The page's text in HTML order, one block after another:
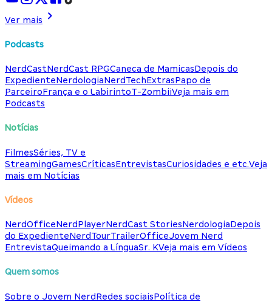
Ver mais
Podcasts
NerdCastNerdCast RPGCaneca de MamicasDepois do
ExpedienteNerdologiaNerdTechExtrasPapo de
ParceiroFrança e o LabirintoT-ZombiiVeja mais em
Podcasts
Notícias
FilmesSéries, TV e
StreamingGamesCríticasEntrevistasCuriosidades e etc.Veja
mais em Notícias
Vídeos
NerdOfficeNerdPlayerNerdCast StoriesNerdologiaDepois
do ExpedienteNerdTourTrailerOfficeJovem Nerd
EntrevistaQueimando a LínguaSr. KVeja mais em Vídeos
Quem somos
Sobre o Jovem NerdRedes sociaisPolítica de